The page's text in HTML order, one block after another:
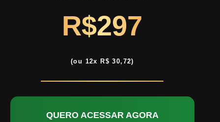
R$297
(ou 12x R$ 30,72)
QUERO ACESSAR AGORA